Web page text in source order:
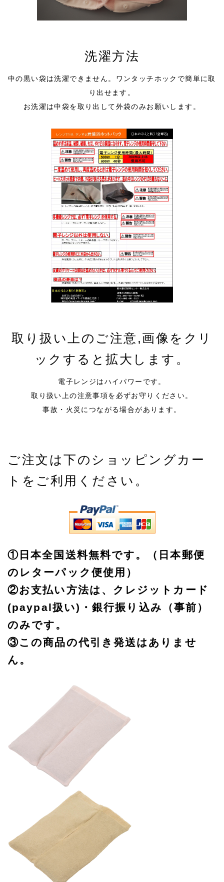
洗濯方法
中の黒い袋は洗濯できません。ワンタッチホックで簡単に取
り出せます。
お洗濯は中袋を取り出して外袋のみお願いします。
取り扱い上のご注意,画像をクリ
ックすると拡大します。
電子レンジはハイパワーです。
取り扱い上の注意事項を必ずお守りください。
事故・火災につながる場合があります。
ご注文は下のショッピングカー
トをご利用ください。
①日本全国送料無料です。（日本郵便
のレターパック便使用）
②お支払い方法は、クレジットカード
(paypal扱い)・銀行振り込み（事前）
のみです。
③この商品の代引き発送はありませ
ん。